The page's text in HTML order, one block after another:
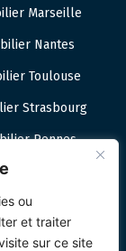
ou
et traiter
sur ce site
Marseille
Nantes
Toulouse
Strasbourg
Rennes
Montpellier
Lille